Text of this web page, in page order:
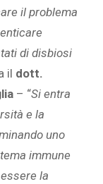
il problema
di disbiosi
il dott.
– “Si entra
e la
uno
immune
la